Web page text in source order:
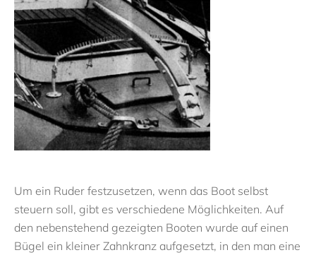
Um ein Ruder festzusetzen, wenn das Boot selbst
steuern soll, gibt es verschiedene Möglichkeiten. Auf
den nebenstehend gezeigten Booten wurde auf einen
Bügel ein kleiner Zahnkranz aufgesetzt, in den man eine